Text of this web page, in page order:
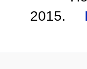
2015.